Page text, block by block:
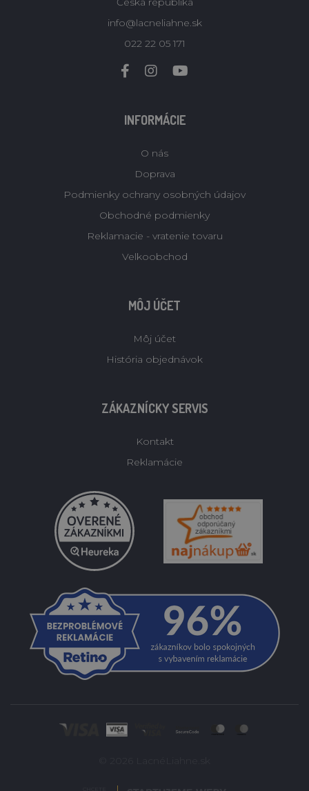
info@lacneliahne.sk
022 22 05 171
INFORMÁCIE
O nás
Doprava
Podmienky ochrany osobných údajov
Obchodné podmienky
Reklamacie - vratenie tovaru
Velkoobchod
MÔJ ÚČET
Môj účet
História objednávok
ZÁKAZNÍCKY SERVIS
Kontakt
Reklamácie